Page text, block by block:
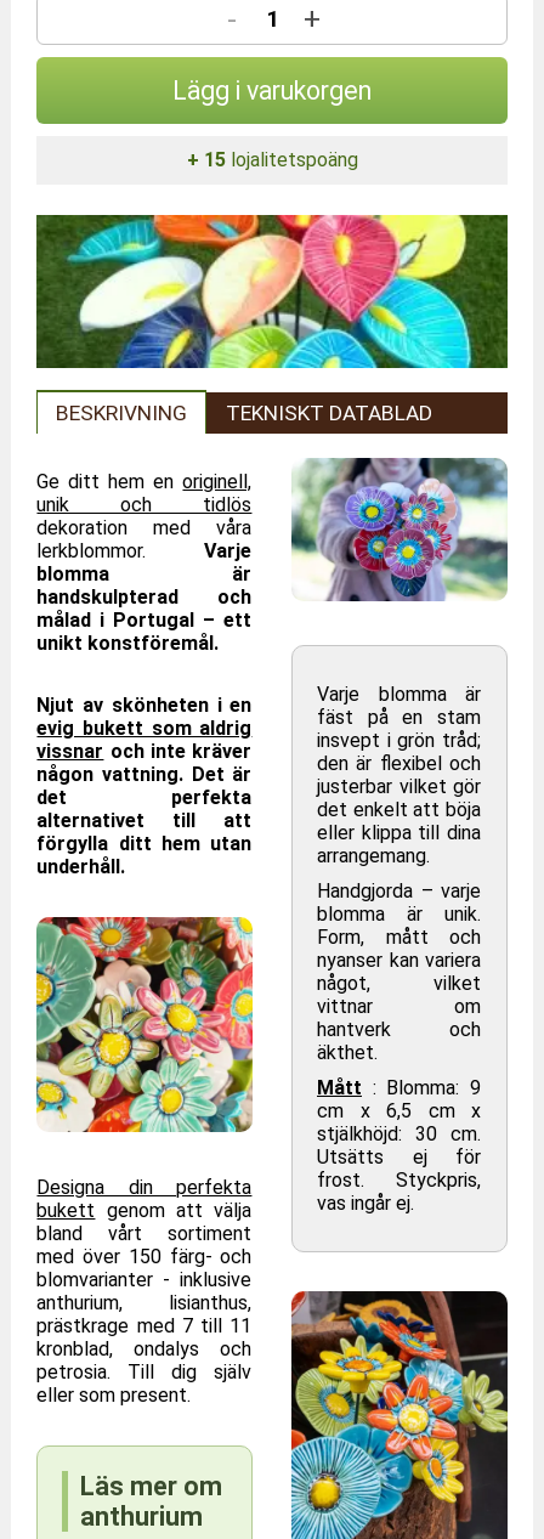
- +
Lägg i varukorgen
+ 15lojalitetspoäng
BESKRIVNING TEKNISKT DATABLAD
Ge ditt hem enoriginell,
unik och tidlös
dekoration med våra
lerkblommor.Varje
blomma är
handskulpterad och
målad i Portugal – ett
unikt konstföremål.
Njut av skönheten i en
evig bukett som aldrig
vissnar och inte kräver
någon vattning. Det är
det perfekta
alternativet till att
förgylla ditt hem utan
underhåll.
Designa din perfekta
bukett genom att välja
bland vårt sortiment
med över 150 färg- och
blomvarianter - inklusive
anthurium, lisianthus,
prästkrage med 7 till 11
kronblad, ondalys och
petrosia. Till dig själv
eller som present.
Läs mer om
anthurium
Varje blomma är
fäst på en stam
insvept i grön tråd;
den är flexibel och
justerbar vilket gör
det enkelt att böja
eller klippa till dina
arrangemang.
Handgjorda – varje
blomma är unik.
Form, mått och
nyanser kan variera
något, vilket
vittnar om
hantverk och
äkthet.
Mått : Blomma: 9
cm x 6,5 cm x
stjälkhöjd: 30 cm.
Utsätts ej för
frost. Styckpris,
vas ingår ej.